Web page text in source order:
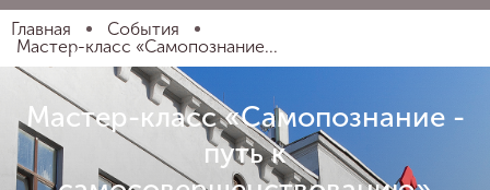
Главная
Об университете
Главная
События
Мастер-класс «Самопознание...
Мастер-класс «Самопознание -
путь к